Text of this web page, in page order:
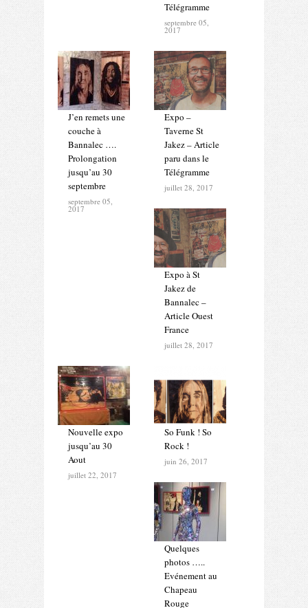
Télégramme
septembre 05,
2017
J’en remets une
couche à
Bannalec ….
Prolongation
jusqu’au 30
septembre
septembre 05,
2017
Expo –
Taverne St
Jakez – Article
paru dans le
Télégramme
juillet 28, 2017
Expo à St
Jakez de
Bannalec –
Article Ouest
France
juillet 28, 2017
Nouvelle expo
jusqu’au 30
Aout
juillet 22, 2017
So Funk ! So
Rock !
juin 26, 2017
Quelques
photos …..
Evénement au
Chapeau
Rouge